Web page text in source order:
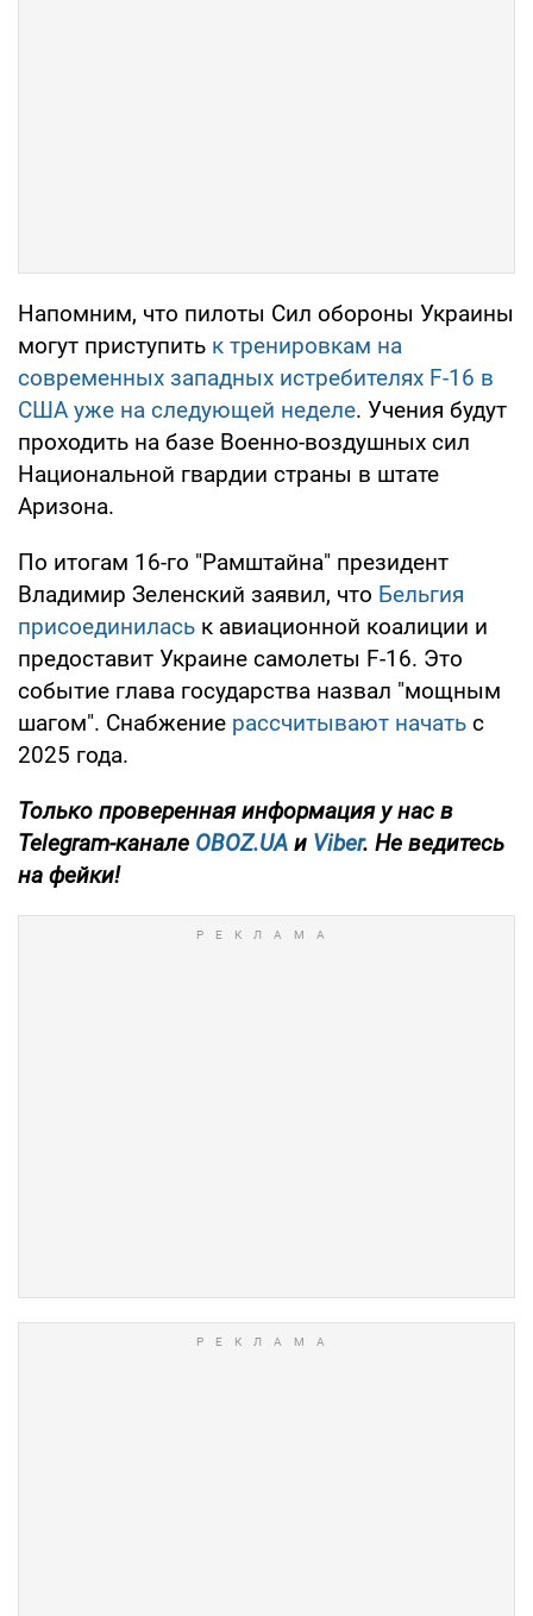
Напомним, что пилоты Сил обороны Украины
могут приступить к тренировкам на
современных западных истребителях F-16 в
США уже на следующей неделе. Учения будут
проходить на базе Военно-воздушных сил
Национальной гвардии страны в штате
Аризона.
По итогам 16-го "Рамштайна" президент
Владимир Зеленский заявил, что Бельгия
присоединилась к авиационной коалиции и
предоставит Украине самолеты F-16. Это
событие глава государства назвал "мощным
шагом". Снабжение рассчитывают начать с
2025 года.
Только проверенная информация у нас в
Telegram-канале OBOZ.UA и Viber. Не ведитесь
на фейки!